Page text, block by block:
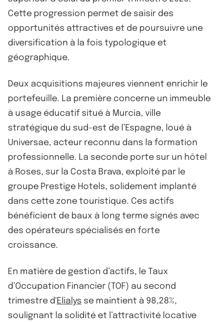
Cette progression permet de saisir des
opportunités attractives et de poursuivre une
diversification à la fois typologique et
géographique.
Deux acquisitions majeures viennent enrichir le
portefeuille. La première concerne un immeuble
à usage éducatif situé à Murcia, ville
stratégique du sud-est de l’Espagne, loué à
Universae, acteur reconnu dans la formation
professionnelle. La seconde porte sur un hôtel
à Roses, sur la Costa Brava, exploité par le
groupe Prestige Hotels, solidement implanté
dans cette zone touristique. Ces actifs
bénéficient de baux à long terme signés avec
des opérateurs spécialisés en forte
croissance.
En matière de gestion d’actifs, le Taux
d’Occupation Financier (TOF) au second
trimestre d'Elialys se maintient à 98,28%,
soulignant la solidité et l’attractivité locative